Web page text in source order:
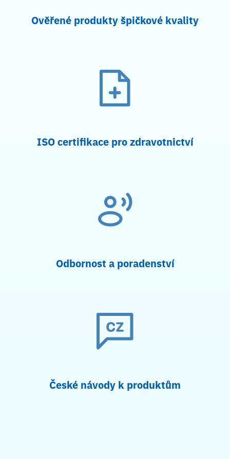
Ověřené produkty špičkové kvality
ISO certifikace pro zdravotnictví
Odbornost a poradenství
České návody k produktům